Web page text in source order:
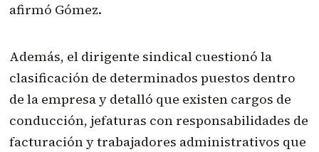
afirmó Gómez.
Además, el dirigente sindical cuestionó la
clasificación de determinados puestos dentro
de la empresa y detalló que existen cargos de
conducción, jefaturas con responsabilidades de
facturación y trabajadores administrativos que